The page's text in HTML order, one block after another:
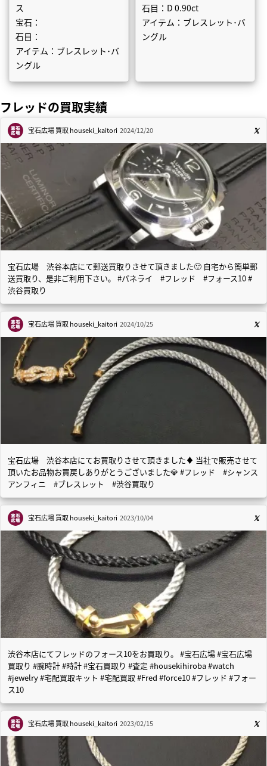
ス
宝石：
石目：
アイテム：ブレスレット･バ
ングル
石目：D 0.90ct
アイテム：ブレスレット･バ
ングル
フレッドの買取実績
宝石広場 買取houseki_kaitori 2024/12/20
宝石広場 渋谷本店にて郵送買取りさせて頂きました🙂 自宅から簡単郵
送買取り、是非ご利用下さい。 #パネライ #フレッド #フォース10 #
渋谷買取り
宝石広場 買取houseki_kaitori 2024/10/25
宝石広場 渋谷本店にてお買取りさせて頂きました♦️ 当社で販売させて
頂いたお品物お買戻しありがとうございました💎 #フレッド #シャンス
アンフィニ #ブレスレット #渋谷買取り
宝石広場 買取houseki_kaitori 2023/10/04
渋谷本店にてフレッドのフォース10をお買取り。 #宝石広場 #宝石広場
買取り #腕時計 #時計 #宝石買取り #査定 #housekihiroba #watch
#jewelry #宅配買取キット #宅配買取 #Fred #force10 #フレッド #フォー
ス10
宝石広場 買取houseki_kaitori 2023/02/15